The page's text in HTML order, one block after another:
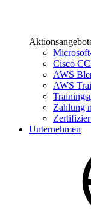
Cisco
AWS
AWS
Zahlung
Unternehmen